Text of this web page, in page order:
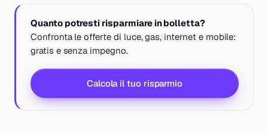
Quanto potresti risparmiare in bolletta?
Confronta le offerte di luce, gas, internet e mobile:
gratis e senza impegno.
Calcola il tuo risparmio